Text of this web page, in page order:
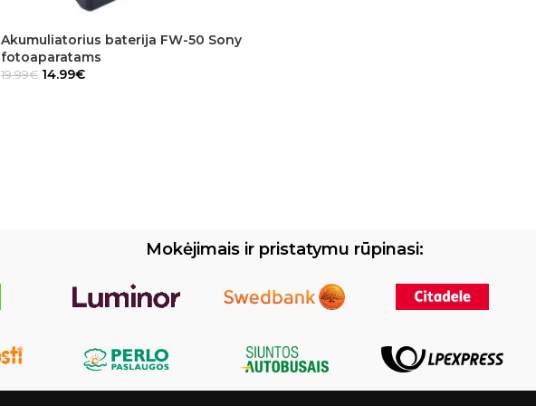
Akumuliatorius baterija FW-50 Sony
fotoaparatams
19.99€ 14.99€
Mokėjimais ir pristatymu rūpinasi: